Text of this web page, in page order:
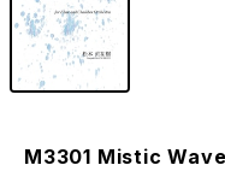
M3301 Mistic Waves